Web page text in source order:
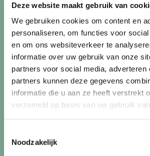
Deze website maakt gebruik van
We gebruiken cookies om content en
personaliseren, om functies voor
en om ons websiteverkeer te
informatie over uw gebruik van onze
partners voor social media, adverteren
partners kunnen deze gegevens
informatie die u aan ze heeft verstrekt
verzameld op basis van uw gebruik
Noodzakelijk
mooiste reizen
Ontvang circa 1 maal per maand onze
laatste aanbiedingen. U kunt zich elk
uitschrijven via de afmeldlink in de
Aanmelden
Lees in onsprivacybeleidhoe wij zorgvuldig
gegevens.